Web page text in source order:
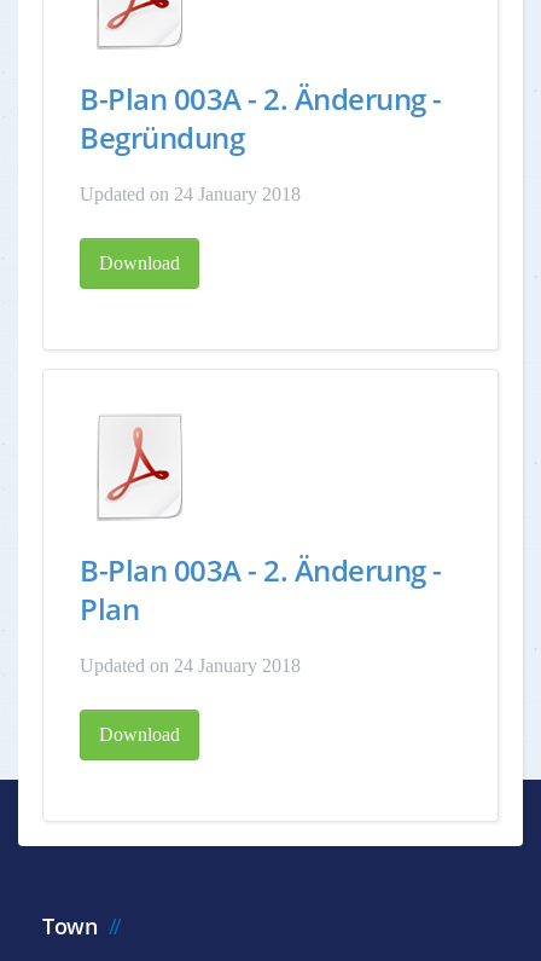
B-Plan 003A - 2. Änderung -
Begründung
Updated on 24 January 2018
Download
B-Plan 003A - 2. Änderung -
Plan
Updated on 24 January 2018
Download
Town